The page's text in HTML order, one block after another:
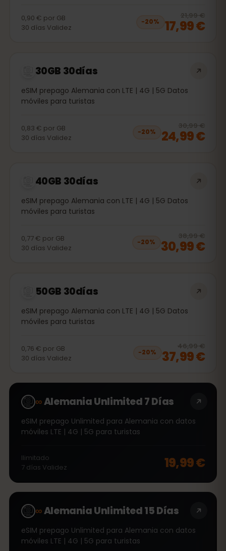
0,90 € por GB
30 días Validez
−20%
21,99 €
17,99 €
30GB 30días
eSIM prepago Alemania con LTE | 4G | 5G Datos
móviles para turistas
0,83 € por GB
30 días Validez
−20%
30,99 €
24,99 €
40GB 30días
eSIM prepago Alemania con LTE | 4G | 5G Datos
móviles para turistas
0,77 € por GB
30 días Validez
−20%
38,99 €
30,99 €
50GB 30días
eSIM prepago Alemania con LTE | 4G | 5G Datos
móviles para turistas
0,76 € por GB
30 días Validez
−20%
46,99 €
37,99 €
∞Alemania Unlimited 7 Días
eSIM prepago Unlimited para Alemania con datos
móviles LTE | 4G | 5G para turistas
Ilimitado
7 días Validez 19,99 €
∞Alemania Unlimited 15 Días
eSIM prepago Unlimited para Alemania con datos
móviles LTE | 4G | 5G para turistas